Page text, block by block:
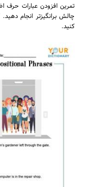
تمرین افزودن عبارات حرف
چالش برانگیزتر انجام دهید. PDF این کاربرگ را می‌توانید از
کنید.